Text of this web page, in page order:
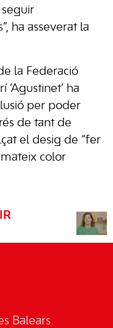
seguir
ha asseverat la
la Federació
‘Agustinet’ ha
per poder
de tant de
el desig de “fer
color
Balears